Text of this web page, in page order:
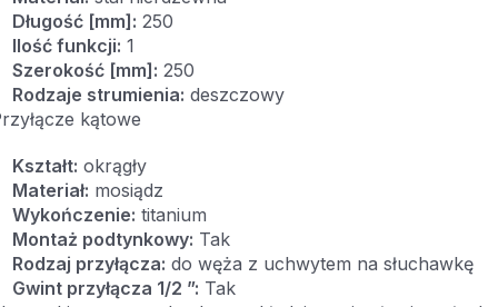
Długość [mm]: 250
Ilość funkcji: 1
Szerokość [mm]: 250
Rodzaje strumienia: deszczowy
kątowe
Kształt: okrągły
Materiał: mosiądz
Wykończenie: titanium
Montaż podtynkowy: Tak
Rodzaj przyłącza: do węża z uchwytem na słuchawkę
Gwint przyłącza 1/2 ”: Tak